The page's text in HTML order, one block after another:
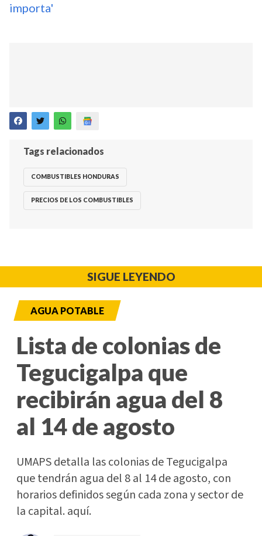
importa'
Tags relacionados
COMBUSTIBLES HONDURAS
PRECIOS DE LOS COMBUSTIBLES
SIGUE LEYENDO
AGUA POTABLE
Lista de colonias de
Tegucigalpa que
recibirán agua del 8
al 14 de agosto
UMAPS detalla las colonias de Tegucigalpa
que tendrán agua del 8 al 14 de agosto, con
horarios definidos según cada zona y sector de
la capital. aquí.